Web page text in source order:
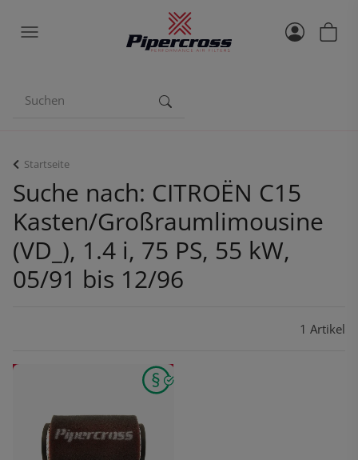
Startseite
Suche nach: CITROËN C15
Kasten/Großraumlimousine
(VD_), 1.4 i, 75 PS, 55 kW,
05/91 bis 12/96
1 Artikel